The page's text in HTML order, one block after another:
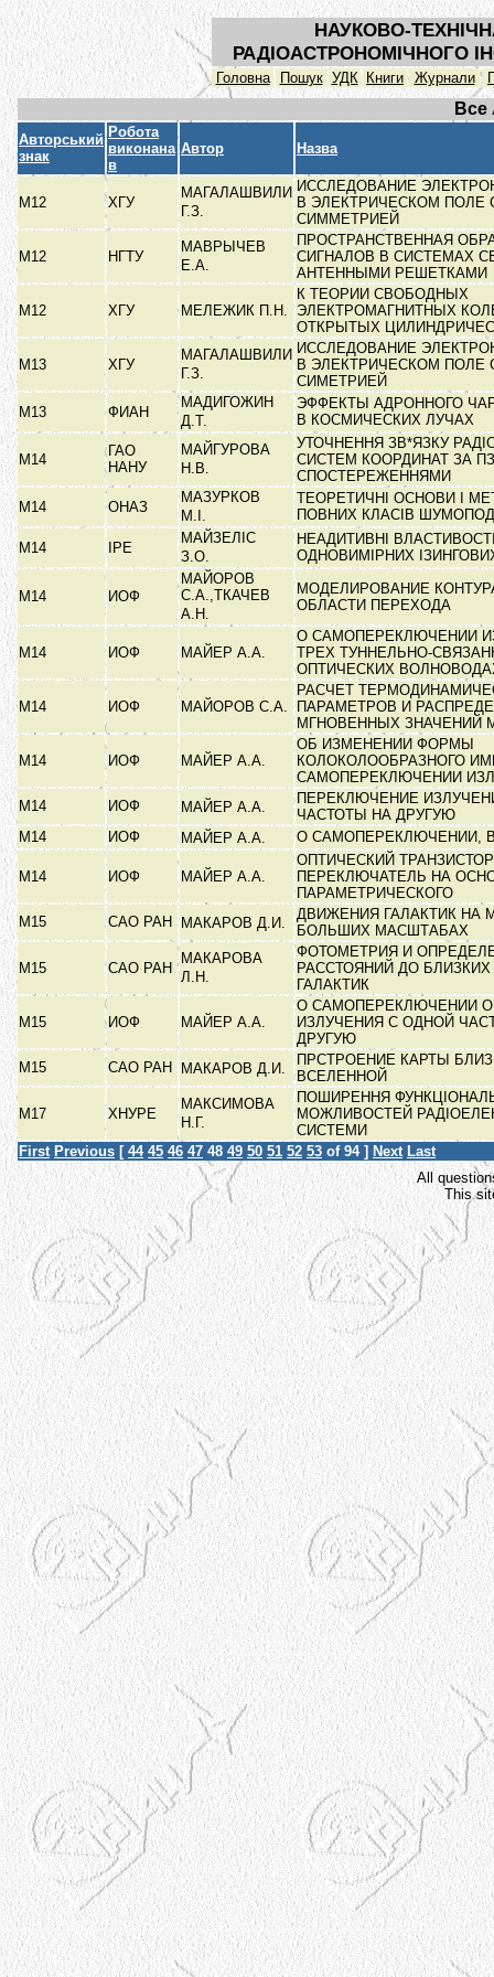
НАУКОВО-
РАДІОАСТРОНОМІЧНОГО
Головна Пошук УДК Книги Журнали
Все
Авторський
знак
Робота
виконана
в
Автор Назва
М12 ХГУ
МАГАЛАШВИЛИ
Г.З.
ИССЛЕДОВАНИЕ
В ЭЛЕКТРИЧЕСКОМ ПОЛЕ
СИММЕТРИЕЙ
М12 НГТУ
МАВРЫЧЕВ
Е.А.
ПРОСТРАНСТВЕННАЯ
СИГНАЛОВ В СИСТЕМАХ
АНТЕННЫМИ РЕШЕТКАМИ
М12 ХГУ МЕЛЕЖИК П.Н.
К ТЕОРИИ СВОБОДНЫХ
ЭЛЕКТРОМАГНИТНЫХ
ОТКРЫТЫХ
М13 ХГУ
МАГАЛАШВИЛИ
Г.З.
ИССЛЕДОВАНИЕ
В ЭЛЕКТРИЧЕСКОМ ПОЛЕ
СИМЕТРИЕЙ
М13
ФИАН
МАДИГОЖИН
Д.Т.
ЭФФЕКТЫ АДРОННОГО
В КОСМИЧЕСКИХ ЛУЧАХ
М14
ГАО
НАНУ
МАЙГУРОВА
Н.В.
УТОЧНЕННЯ ЗВ*ЯЗКУ
СИСТЕМ КООРДИНАТ ЗА
СПОСТЕРЕЖЕННЯМИ
М14
ОНАЗ
МАЗУРКОВ
М.І.
ТЕОРЕТИЧНІ ОСНОВИ І
ПОВНИХ КЛАСІВ
М14
ІРЕ
МАЙЗЕЛІС
З.О.
НЕАДИТИВНІ
ОДНОВИМІРНИХ
М14 ИОФ
МАЙОРОВ
С.А.,ТКАЧЕВ
А.Н.
МОДЕЛИРОВАНИЕ
ОБЛАСТИ ПЕРЕХОДА
М14 ИОФ МАЙЕР А.А.
О САМОПЕРЕКЛЮЧЕНИИ
ТРЕХ ТУННЕЛЬНО-
ОПТИЧЕСКИХ
М14 ИОФ МАЙОРОВ С.А.
РАСЧЕТ
ПАРАМЕТРОВ И
МГНОВЕННЫХ ЗНАЧЕНИЙ
М14 ИОФ МАЙЕР А.А.
ОБ ИЗМЕНЕНИИ ФОРМЫ
КОЛОКОЛООБРАЗНОГО
САМОПЕРЕКЛЮЧЕНИИ
М14
ИОФ МАЙЕР А.А.
ПЕРЕКЛЮЧЕНИЕ
ЧАСТОТЫ НА ДРУГУЮ
М14
ИОФ МАЙЕР А.А. О САМОПЕРЕКЛЮЧЕНИИ,
М14 ИОФ МАЙЕР А.А.
ОПТИЧЕСКИЙ
ПЕРЕКЛЮЧАТЕЛЬ НА
ПАРАМЕТРИЧЕСКОГО
М15
САО РАН МАКАРОВ Д.И.
ДВИЖЕНИЯ ГАЛАКТИК НА
БОЛЬШИХ МАСШТАБАХ
М15 САО РАН
МАКАРОВА
Л.Н.
ФОТОМЕТРИЯ И
РАССТОЯНИЙ ДО
ГАЛАКТИК
М15 ИОФ МАЙЕР А.А.
О САМОПЕРЕКЛЮЧЕНИИ
ИЗЛУЧЕНИЯ С ОДНОЙ
ДРУГУЮ
М15
САО РАН МАКАРОВ Д.И.
ПРСТРОЕНИЕ КАРТЫ
ВСЕЛЕННОЙ
М17 ХНУРЕ
МАКСИМОВА
Н.Г.
ПОШИРЕННЯ
МОЖЛИВОСТЕЙ
СИСТЕМИ
First Previous [ 44 45 46 47 48 49 50 51 52 53 of 94 ] Next Last
All
This